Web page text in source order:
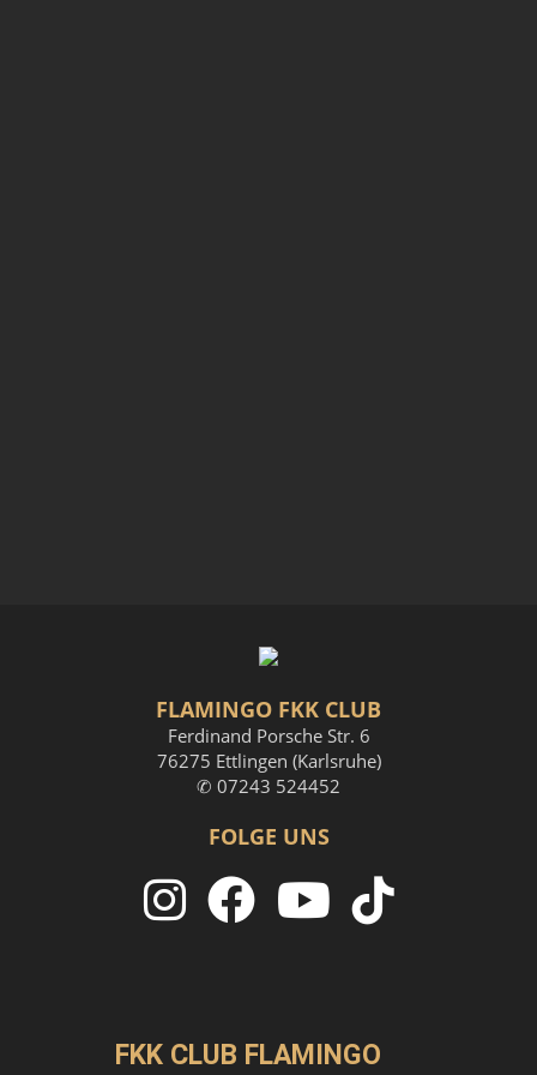
FLAMINGO FKK CLUB
Ferdinand Porsche Str. 6
76275 Ettlingen (Karlsruhe)
✆ 07243 524452
FOLGE UNS
FKK CLUB FLAMINGO